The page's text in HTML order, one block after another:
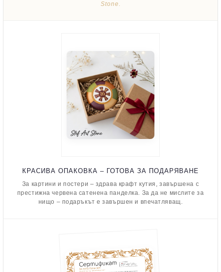
Stone.
КРАСИВА ОПАКОВКА – ГОТОВА ЗА ПОДАРЯВАНЕ
За картини и постери – здрава крафт кутия, завършена с
престижна червена сатенена панделка. За да не мислите за
нищо – подаръкът е завършен и впечатляващ.